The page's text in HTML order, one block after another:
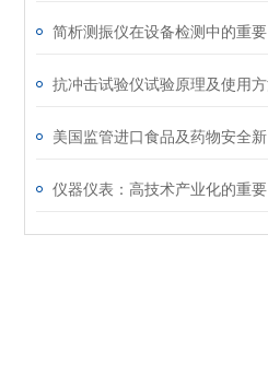
抗冲击试验仪试验原理及使用